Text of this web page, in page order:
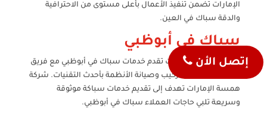
الإمارات تضمن تنفيذ الأعمال بأعلى مستوى من الاحترافية
والدقة سباك في العين.
سباك في أبوظبي
شركة همسة الإمارات تقدم خدمات سباك في أبوظبي مع فريق
متخصص يضمن تركيب وصيانة الأنظمة بأحدث التقنيات. شركة
همسة الإمارات تهدف إلى تقديم خدمات سباكة موثوقة
وسريعة تلبي حاجات العملاء سباك في أبوظبي.
إتصل الأن